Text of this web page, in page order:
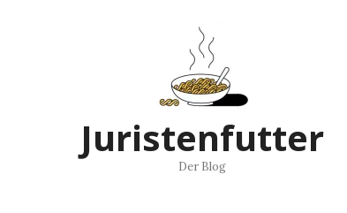
Juristenfutter
Der Blog